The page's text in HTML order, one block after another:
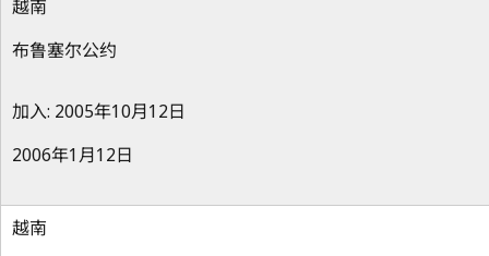
越南
布鲁塞尔公约
加入: 2005年10月12日
2006年1月12日
越南